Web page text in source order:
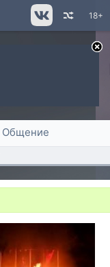
18+
Общение